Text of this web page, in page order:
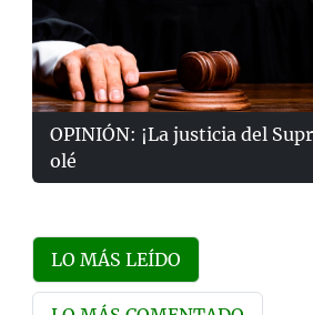
OPINIÓN: ¡La justicia del
olé
LO MÁS LEÍDO